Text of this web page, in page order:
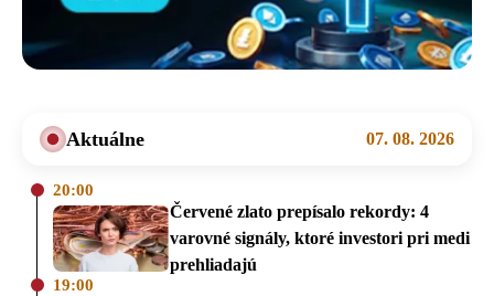
Aktuálne 07. 08. 2026
20:00
Červené zlato prepísalo rekordy: 4
varovné signály, ktoré investori pri medi
prehliadajú
19:00